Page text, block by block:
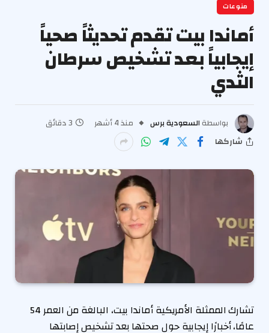
منوعات
أماندا بيت تقدم تحديثاً صحياً
إيجابياً بعد تشخيص سرطان
الثدي
بواسطة السعودية برس منذ 4 أشهر
3 دقائق
شاركها
تشارك الممثلة الأمريكية أماندا بيت، البالغة من العمر 54
عامًا، أخبارًا إيجابية حول صحتها بعد تشخيص إصابتها